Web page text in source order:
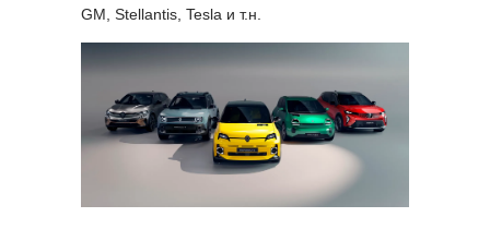
GM, Stellantis, Tesla и т.н.